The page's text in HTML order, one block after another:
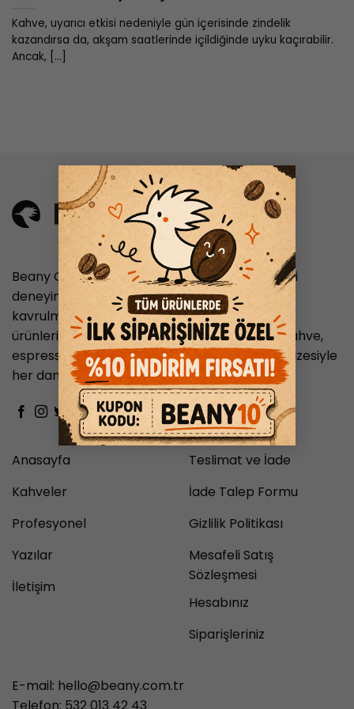
×
Kahve, uyarıcı etkisi nedeniyle gün içerisinde zindelik
kazandırsa da, akşam saatlerinde içildiğinde uyku kaçırabilir.
Ancak, [...]
Beany Coffee, nitelikli kahve tutkunlarına en iyi
deneyimi sunmayı hedefleyen, taze ve özenle
kavrulmuş kahve çekirdekleriyle hazırlanan
ürünleriyle hizmet veren bir markadır. Filtre kahve,
espresso ve Türk kahvesi gibi geniş ürün yelpazesiyle
her damak zevkine hitap eder.
Anasayfa
Kahveler
Profesyonel
Yazılar
İletişim
Teslimat ve İade
İade Talep Formu
Gizlilik Politikası
Mesafeli Satış
Sözleşmesi
Hesabınız
Siparişleriniz
E-mail: hello@beany.com.tr